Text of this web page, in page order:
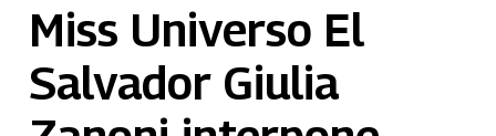
Miss Universo El
Salvador Giulia